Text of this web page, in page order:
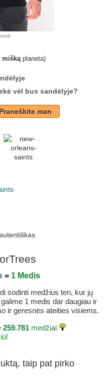
miškąplaneta)
vėl bus sandėlyje?
Praneškite man
= 1 Medis
sodinti medžius ten, kur jų
1 medis dar daugiau ir
ir geresnės ateities visiems.
259.781 medžiai
taip pat pirko